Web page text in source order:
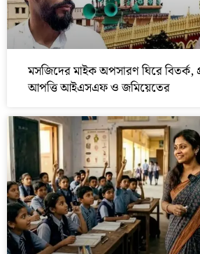
মসজিদের মাইক অপসারণ ঘিরে বিতর্ক,
আপত্তি আইএসএফ ও জমিয়েতের